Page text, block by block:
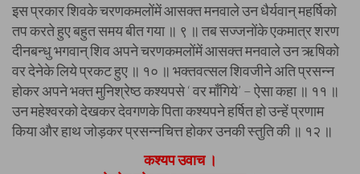
इस प्रकार शिवके चरणकमलोंमें आसक्त मनवाले उन धैर्यवान् महर्षिको
तप करते हुए बहुत समय बीत गया ॥ ९ ॥ तब सज्जनोंके एकमात्र शरण
दीनबन्धु भगवान् शिव अपने चरणकमलोंमें आसक्त मनवाले उन ऋषिको
वर देनेके लिये प्रकट हुए ॥ १० ॥ भक्तवत्सल शिवजीने अति प्रसन्न
होकर अपने भक्त मुनिश्रेष्ठ कश्यपसे ‘ वर माँगिये’ – ऐसा कहा ॥ ११ ॥
उन महेश्वरको देखकर देवगणके पिता कश्यपने हर्षित हो उन्हें प्रणाम
किया और हाथ जोड़कर प्रसन्नचित्त होकर उनकी स्तुति की ॥ १२ ॥
कश्यप उवाच ।